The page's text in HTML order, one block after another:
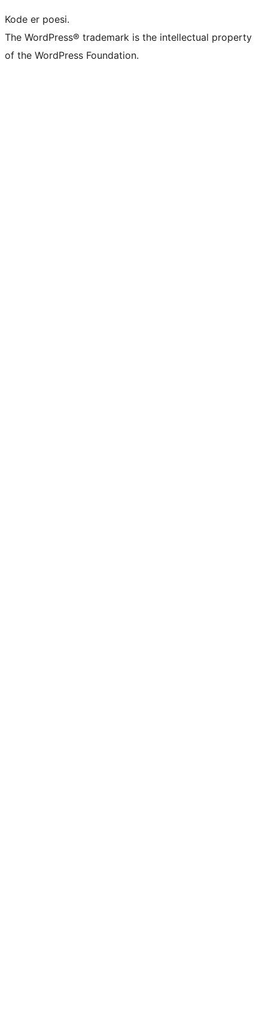
Kode er poesi.
The WordPress® trademark is the intellectual property
of the WordPress Foundation.